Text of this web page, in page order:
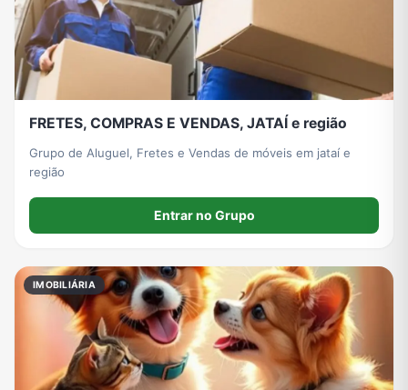
FRETES, COMPRAS E VENDAS, JATAÍ e região
Grupo de Aluguel, Fretes e Vendas de móveis em jataí e
região
Entrar no Grupo
IMOBILIÁRIA